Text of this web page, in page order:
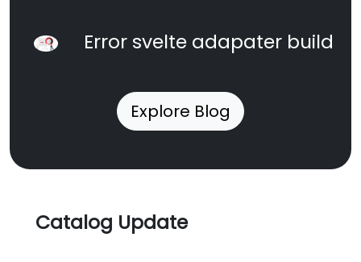
Error svelte adapater build
Explore Blog
Catalog Update